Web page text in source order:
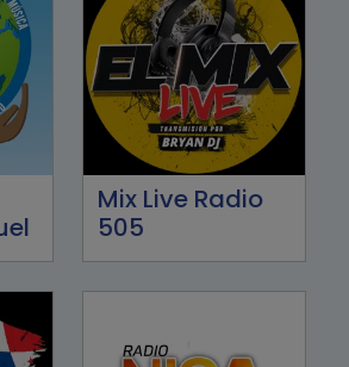
Mix Live Radio
505